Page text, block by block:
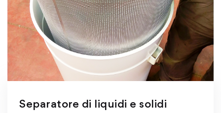
Separatore di liquidi e solidi